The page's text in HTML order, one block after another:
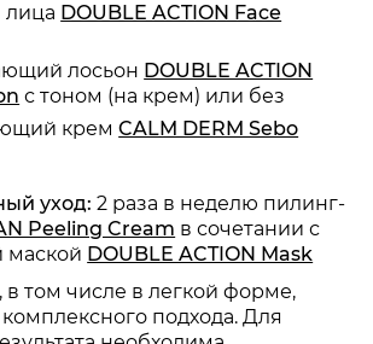
лица DOUBLE ACTION Face
лосьон DOUBLE ACTION
с тоном (на крем) или без
кремCALM DERM Sebo
уход: 2 раза в неделю пилинг-
Peeling Cream в сочетании с
DOUBLE ACTION Mask
том числе в легкой форме,
комплексного подхода. Для